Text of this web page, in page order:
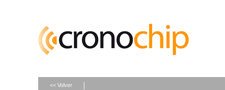
<< Volver